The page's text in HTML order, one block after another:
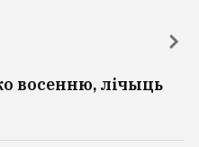
восенню, лічыць